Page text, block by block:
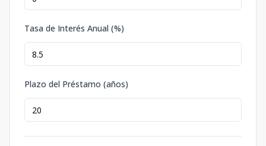
Tasa de Interés Anual (%)
Plazo del Préstamo (años)